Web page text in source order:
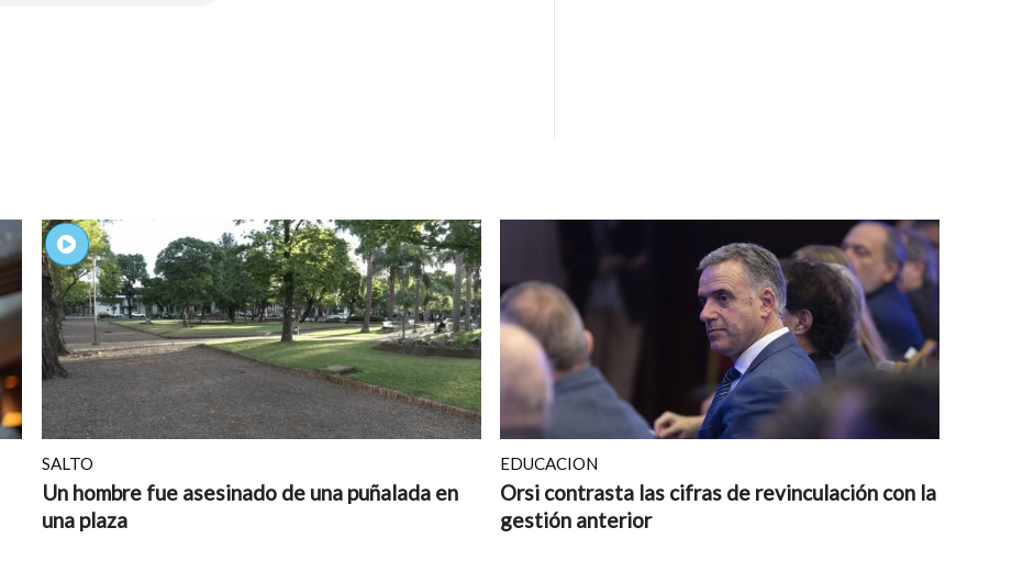
SALTO
Un hombre fue asesinado de una puñalada en
una plaza
EDUCACION
Orsi contrasta las cifras de revinculación con la
gestión anterior